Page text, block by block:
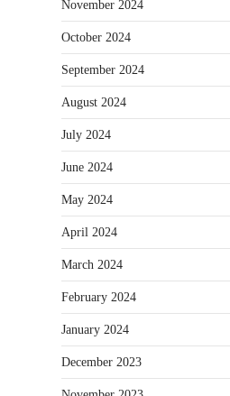
November 2024
October 2024
September 2024
August 2024
July 2024
June 2024
May 2024
April 2024
March 2024
February 2024
January 2024
December 2023